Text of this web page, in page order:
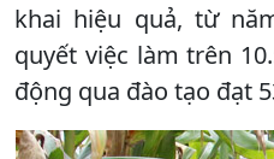
khai hiệu quả, từ
quyết việc làm trên
động qua đào tạo đạt